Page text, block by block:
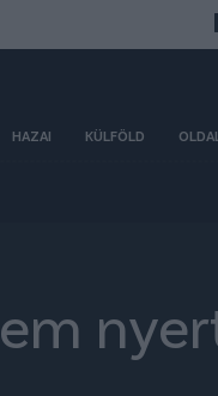
HAZAI KÜLFÖLD